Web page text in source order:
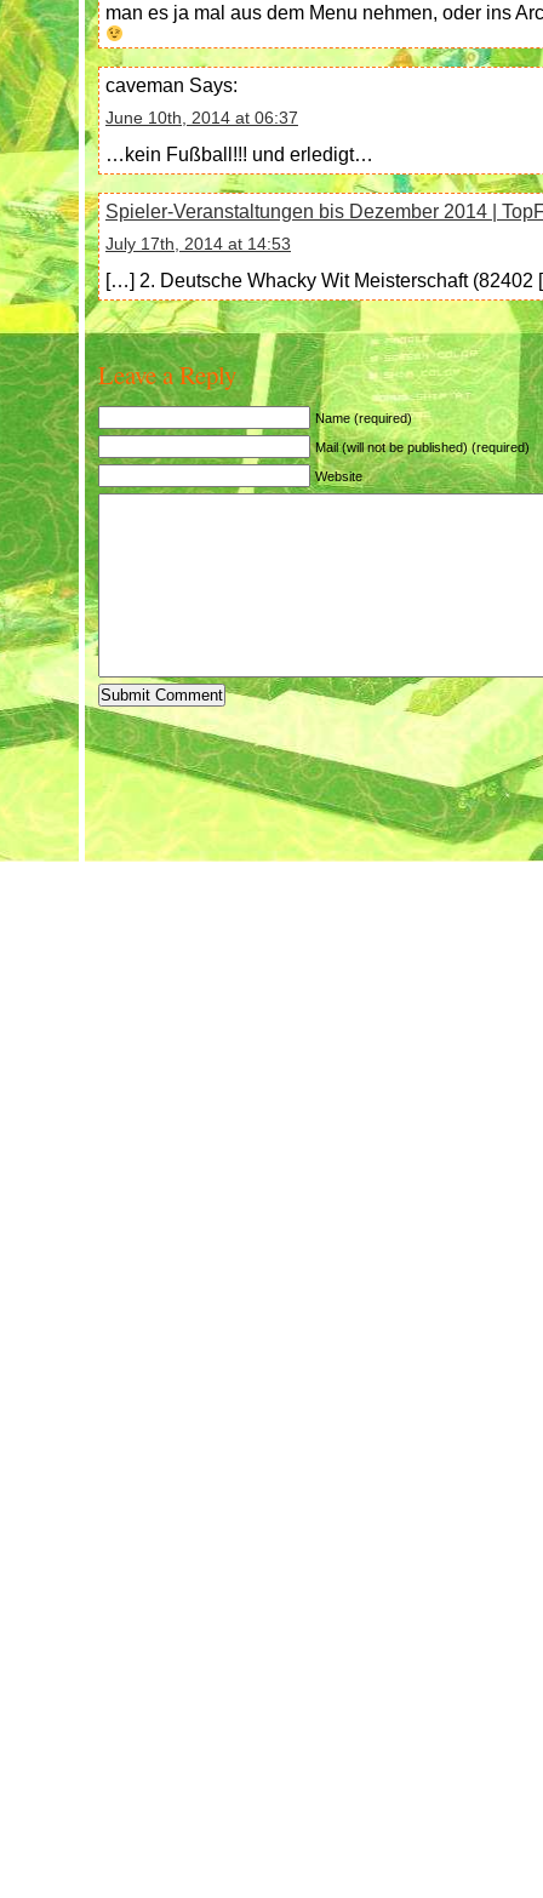
man es ja mal aus dem Menu nehmen, oder ins
caveman Says:
June 10th, 2014 at 06:37
…kein Fußball!!! und erledigt…
Spieler-Veranstaltungen bis Dezember 2014 |
July 17th, 2014 at 14:53
[…] 2. Deutsche Whacky Wit Meisterschaft
Leave a Reply
Name (required)
Mail (will not be published) (required)
Website